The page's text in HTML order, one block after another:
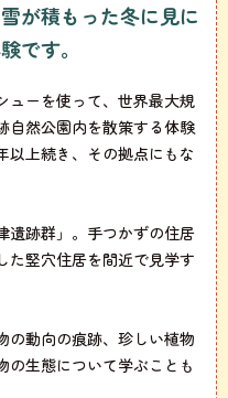
が積もった冬に見に
です。
ューを使って、世界最大規
自然公園内を散策する体験
以上続き、その拠点にもな
遺跡群」。手つかずの住居
た竪穴住居を間近で見学す
の動向の痕跡、珍しい植物
の生態について学ぶことも